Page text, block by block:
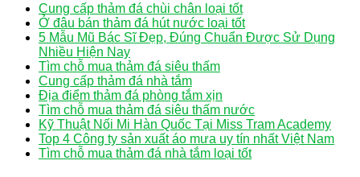
Cung cấp thảm đá chùi chân loại tốt
Ở đâu bán thảm đá hút nước loại tốt
5 Mẫu Mũ Bác Sĩ Đẹp, Đúng Chuẩn Được Sử Dụng
Nhiều Hiện Nay
Tìm chỗ mua thảm đá siêu thấm
Cung cấp thảm đá nhà tắm
Địa điểm thảm đá phòng tắm xịn
Tìm chỗ mua thảm đá siêu thấm nước
Kỹ Thuật Nối Mi Hàn Quốc Tại Miss Tram Academy
Top 4 Công ty sản xuất áo mưa uy tín nhất Việt Nam
Tìm chỗ mua thảm đá nhà tắm loại tốt